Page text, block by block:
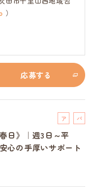
）
応募する
ア
バ
イ
パ
日》｜週3日～平
心の手厚いサポート